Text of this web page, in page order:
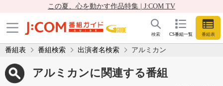
この夏、心を動かす作品特集 | J:COM TV
CS番組一覧 番組表
検索
番組表 番組検索 出演者名検索 アルミカン
アルミカンに関連する番組